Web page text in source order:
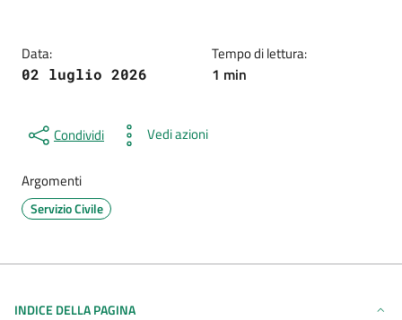
Data:
02 luglio 2026
Tempo di lettura:
1 min
Condividi Vedi azioni
Argomenti
Servizio Civile
INDICE DELLA PAGINA